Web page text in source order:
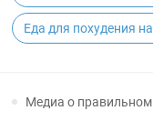
Еда для похудения
Медиа о